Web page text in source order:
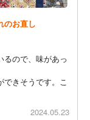
のお直し
るので、味があっ
きそうです。こ
2024.05.23